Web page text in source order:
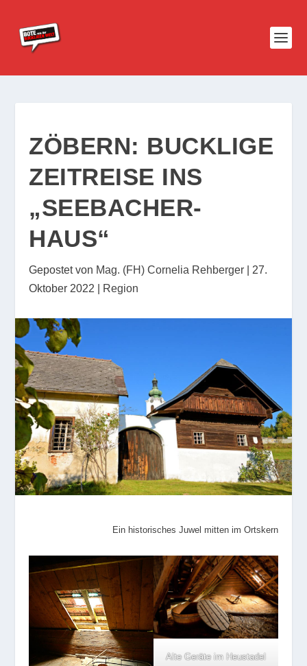
ZÖBERN: BUCKLIGE
ZEITREISE INS
„SEEBACHER-
HAUS“
Gepostet von Mag. (FH) Cornelia Rehberger
27.
Oktober 2022
Region
Ein historisches Juwel mitten im Ortskern
Alte Geräte im Heustadel